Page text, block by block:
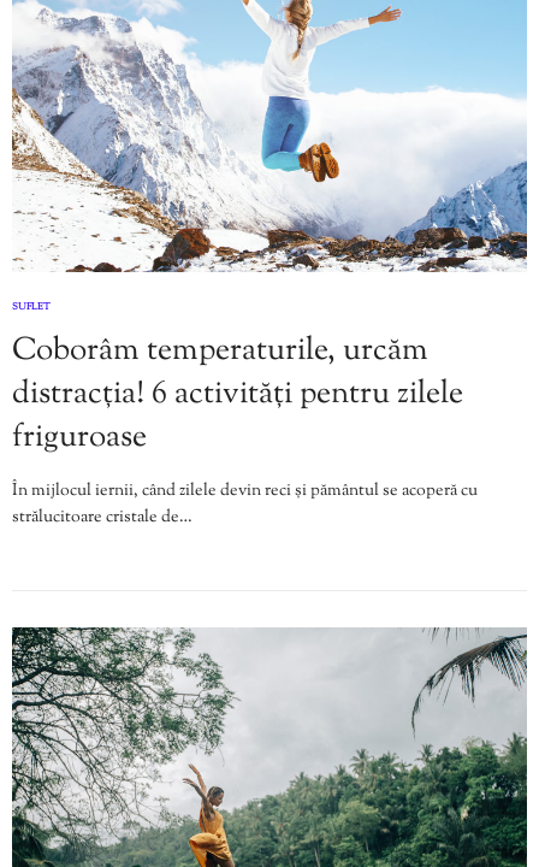
SUFLET
Coborâm temperaturile, urcăm
distracția! 6 activități pentru zilele
friguroase
În mijlocul iernii, când zilele devin reci și pământul se acoperă cu
strălucitoare cristale de…